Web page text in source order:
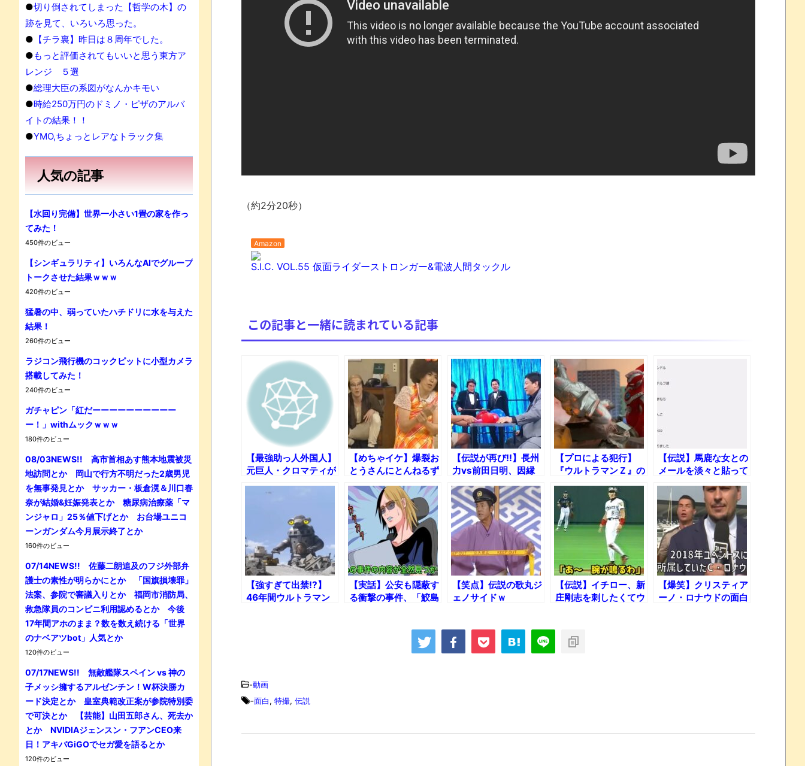
長野県のなめこのデカさが規格外だったｗｗ
新装版「ご冗談でしょう、ファインマンさん（上）（下）」発売
【画像】整形で2400万円超えの美女、水着グラビアに挑戦
「ム、ムリです・・・」メガネ美人ナースに入院中のオレのオナサポ懇願したら・・・
ブログお引越しのお知らせ
まるで親子のような子猫とシェパード
Powered by livedoor 相互RSS
（約2分20秒）
Amazon
S.I.C. VOL.55 仮面ライダーストロンガー&電波人間タックル
この記事と一緒に読まれている記事
【最強助っ人外国人】
元巨人・クロマティが
今だから語れるあの名
場面の全真相ｗ
【めちゃイケ】爆裂お
とうさんにとんねるず
が襲来した伝説の神回
ｗ
【伝説が再び!!】長州
力vs前田日明、因縁
の"TKJP"ヘビー級タ
イトルマッチｗ
【プロによる犯行】
『ウルトラマンＺ』の
監督が本気でソフビ特
撮してみた結果ｗ
【伝説】馬鹿な女との
メールを淡々と貼って
いくwww
【強すぎて出禁!?】
46年間ウルトラマン
【実話】公安も隠蔽す
る衝撃の事件、「鮫島
【笑点】伝説の歌丸ジ
ェノサイドｗ
【伝説】イチロー、新
庄剛志を刺したくてウ
【爆笑】クリスティア
ーノ・ロナウドの面白
-動画
-面白, 特撮, 伝説
●切り倒されてしまった【哲学の木】の
跡を見て、いろいろ思った。
● 【チラ裏】昨日は８周年でした。
●もっと評価されてもいいと思う東方ア
レンジ ５選
●総理大臣の系図がなんかキモい
●時給250万円のドミノ・ピザのアルバ
イトの結果！！
●YMO,ちょっとレアなトラック集
人気の記事
【水回り完備】世界一小さい1畳の家を作っ
てみた！
450件のビュー
【シンギュラリティ】いろんなAIでグループ
トークさせた結果ｗｗｗ
420件のビュー
猛暑の中、弱っていたハチドリに水を与えた
結果！
260件のビュー
ラジコン飛行機のコックピットに小型カメラ
搭載してみた！
240件のビュー
ガチャピン「紅だーーーーーーーーーー
ー！」withムックｗｗｗ
180件のビュー
08/03NEWS!! 高市首相あす熊本地震被災
地訪問とか 岡山で行方不明だった2歳男児
を無事発見とか サッカー・板倉滉＆川口春
奈が結婚&妊娠発表とか 糖尿病治療薬「マ
ンジャロ」25％値下げとか お台場ユニコ
ーンガンダム今月展示終了とか
160件のビュー
07/14NEWS!! 佐藤二朗追及のフジ外部弁
護士の素性が明らかにとか 「国旗損壊罪」
法案、参院で審議入りとか 福岡市消防局、
救急隊員のコンビニ利用認めるとか 今後
17年間アホのまま？数を数え続ける「世界
のナベアツbot」人気とか
120件のビュー
07/17NEWS!! 無敵艦隊スペイン vs 神の
子メッシ擁するアルゼンチン！W杯決勝カ
ード決定とか 皇室典範改正案が参院特別委
で可決とか 【芸能】山田五郎さん、死去か
とか NVIDIAジェンスン・フアンCEO来
日！アキバGiGOでセガ愛を語るとか
120件のビュー